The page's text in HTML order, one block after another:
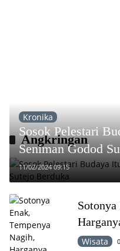
Angkringan
Kronika
Sosok Pelestari
Seniman Godod
11/02/2024 09:15
Sotonya
Wisata